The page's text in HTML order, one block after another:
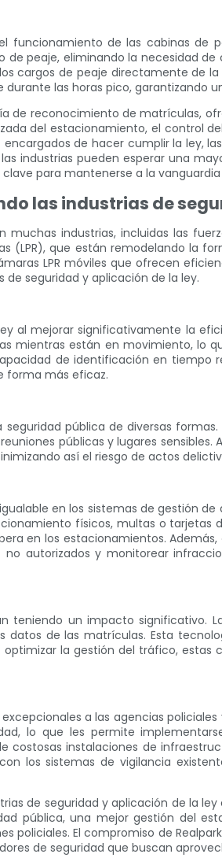
de las cabinas de
peaje, eliminando la necesidad
cargos de peaje directamente de
las horas pico, garantizando
de reconocimiento de matrículas,
del estacionamiento, el control
de hacer cumplir la ley,
industrias pueden esperar una
para mantenerse a la
las industrias de
industrias, incluidas las
que están remodelando la
LPR móviles que ofrecen
de seguridad y aplicación de la ley.
al mejorar significativamente la
mientras están en movimiento, lo
de identificación en
forma más eficaz.
pública de diversas
públicas y lugares
así el riesgo de actos
en los sistemas de gestión
físicos, multas o tarjetas
en los estacionamientos.
autorizados y monitorear
un impacto significativo.
de las matrículas. Esta
la gestión del tráfico,
a las agencias
lo que les permite
costosas instalaciones de
los sistemas de vigilancia
de seguridad y aplicación de la
pública, una mejor gestión del
El compromiso de
de seguridad que buscan